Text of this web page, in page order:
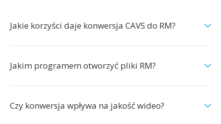
Jakie korzyści daje konwersja CAVS do RM?
Jakim programem otworzyć pliki RM?
Czy konwersja wpływa na jakość wideo?